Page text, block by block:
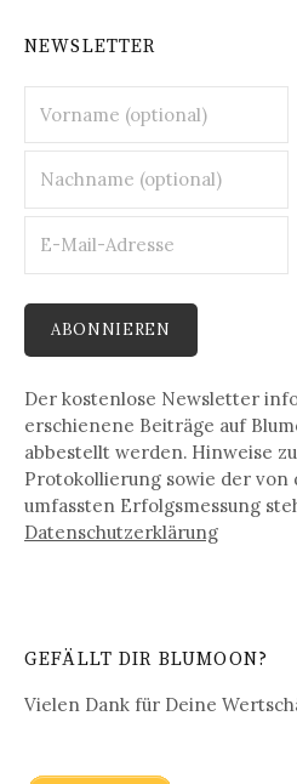
NEWSLETTER
Der kostenlose Newsletter
erschienene Beiträge auf
abbestellt werden. Hinweise
Protokollierung sowie der von
umfassten Erfolgsmessung
Datenschutz­erklärung
GEFÄLLT DIR BLUMOON?
Vielen Dank für Deine